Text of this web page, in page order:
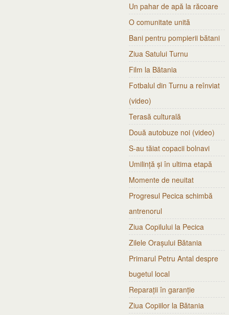
Un pahar de apă la răcoare
O comunitate unită
Bani pentru pompierii bătani
Ziua Satului Turnu
Film la Bătania
Fotbalul din Turnu a reînviat
(video)
Terasă culturală
Două autobuze noi (video)
S-au tăiat copacii bolnavi
Umilință și în ultima etapă
Momente de neuitat
Progresul Pecica schimbă
antrenorul
Ziua Copilului la Pecica
Zilele Orașului Bătania
Primarul Petru Antal despre
bugetul local
Reparații în garanție
Ziua Copiilor la Bătania